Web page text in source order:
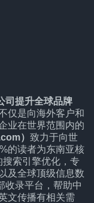
司提升全球品牌
仅是向海外客户和
业在世界范围内的
） 致力于向世
的读者为东南亚核
索引擎优化，专
及全球顶级信息数
收录平台，帮助中
文传播有相关需